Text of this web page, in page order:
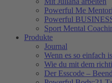
Powerful Me
Powerful
Sport Mental
Produkte
Journal
Wenn es so einfach
Wie du mit dem
Der Esscode –